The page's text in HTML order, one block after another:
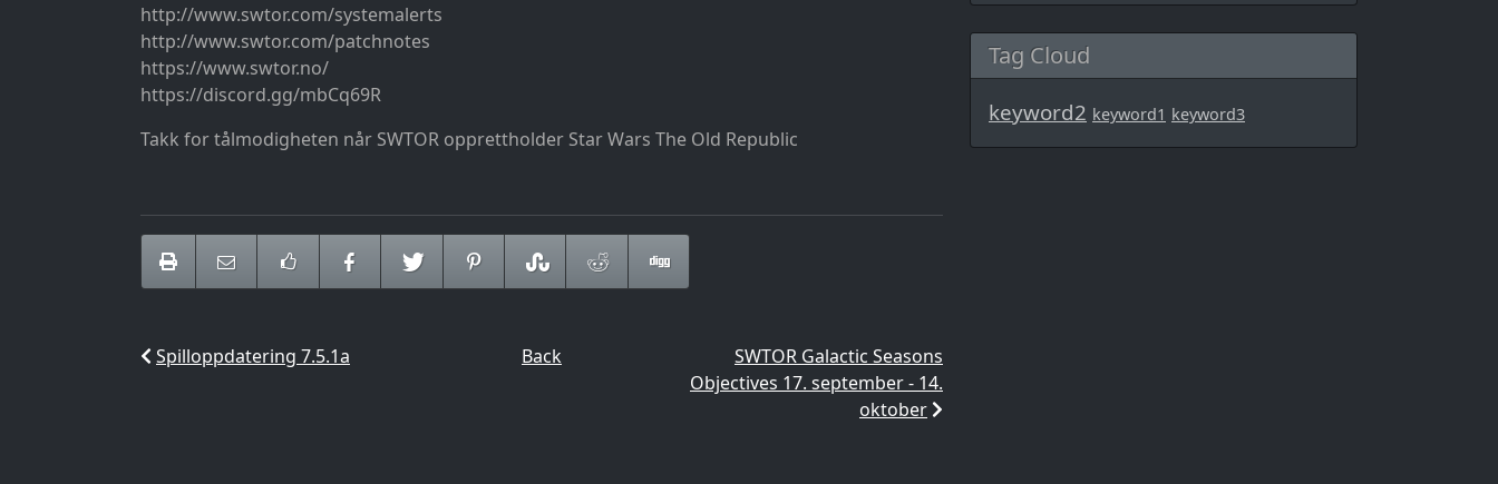
http://www.swtor.com/systemalerts
http://www.swtor.com/patchnotes
https://www.swtor.no/
https://discord.gg/mbCq69R
Takk for tålmodigheten når SWTOR opprettholder Star Wars The Old Republic
Spilloppdatering 7.5.1a Back
SWTOR Galactic Seasons
Objectives 17. september - 14.
oktober
Tag Cloud
keyword2 keyword1 keyword3